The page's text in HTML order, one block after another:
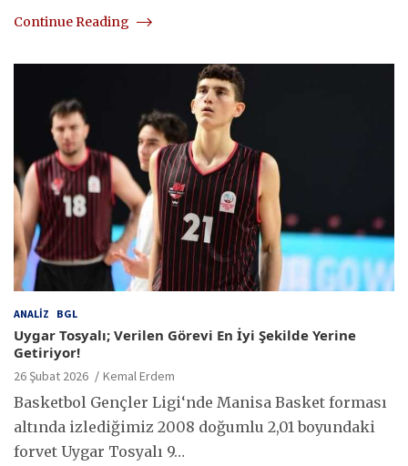
Continue Reading
ANALIZ BGL
Uygar Tosyalı; Verilen Görevi En İyi Şekilde Yerine
Getiriyor!
26 Şubat 2026 Kemal Erdem
Basketbol Gençler Ligi‘nde Manisa Basket forması
altında izlediğimiz 2008 doğumlu 2,01 boyundaki
forvet Uygar Tosyalı 9…